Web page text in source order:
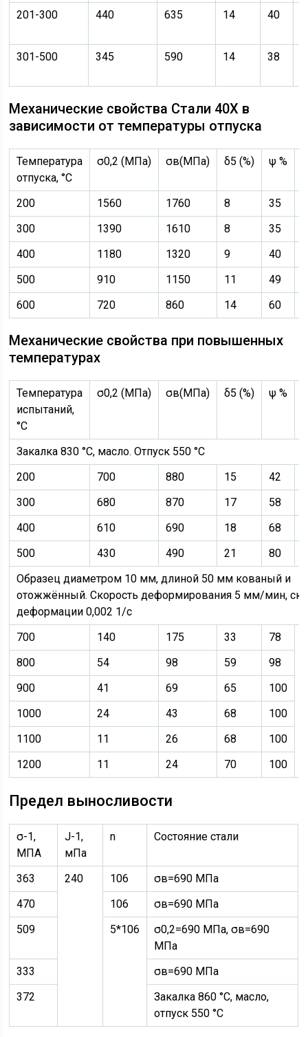
201-300 440 635 14 40
301-500 345 590 14 38
Механические свойства Стали 40Х в
зависимости от температуры отпуска
Температура
отпуска, °С
σ0,2 (МПа) σв(МПа) δ5 (%) ψ %
200
1560 1760 8 35
300
1390 1610 8 35
400
1180 1320 9 40
500
910 1150 11 49
600
720 860 14 60
Механические свойства при повышенных
температурах
Температура
испытаний,
°С
σ0,2 (МПа) σв(МПа) δ5 (%) ψ %
Закалка 830 °С, масло. Отпуск 550 °С
200
700 880 15 42
300
680 870 17
58
400
610 690 18 68
500
430 490 21 80
Образец диаметром 10 мм, длиной 50 мм кованый и
отожжённый. Скорость деформирования 5 мм/мин,
деформации 0,002 1/с
700
140 175 33 78
800
54 98 59
98
900
41 69 65
100
1000
24 43 68
100
1100
11 26 68
100
1200
11 24 70 100
Предел выносливости
σ-1,
МПА
J-1,
мПа
n Состояние стали
363 240 106
σв=690 МПа
470
106
σв=690 МПа
509
5*106
σ0,2=690 МПа, σв=690
МПа
333
σв=690 МПа
372
Закалка 860 °С, масло,
отпуск 550 °С